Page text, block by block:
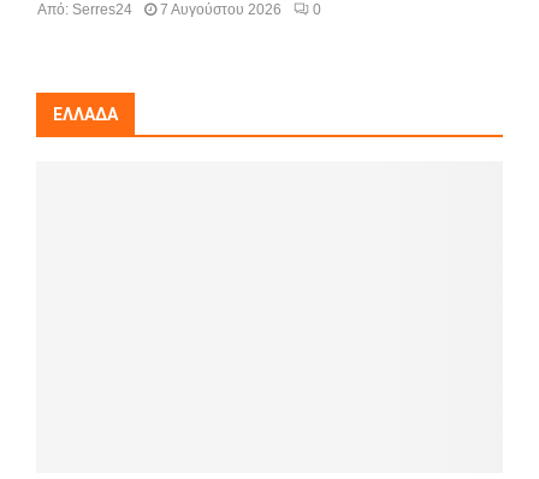
Από: Serres24 7 Αυγούστου 2026 0
ΕΛΛΆΔΑ